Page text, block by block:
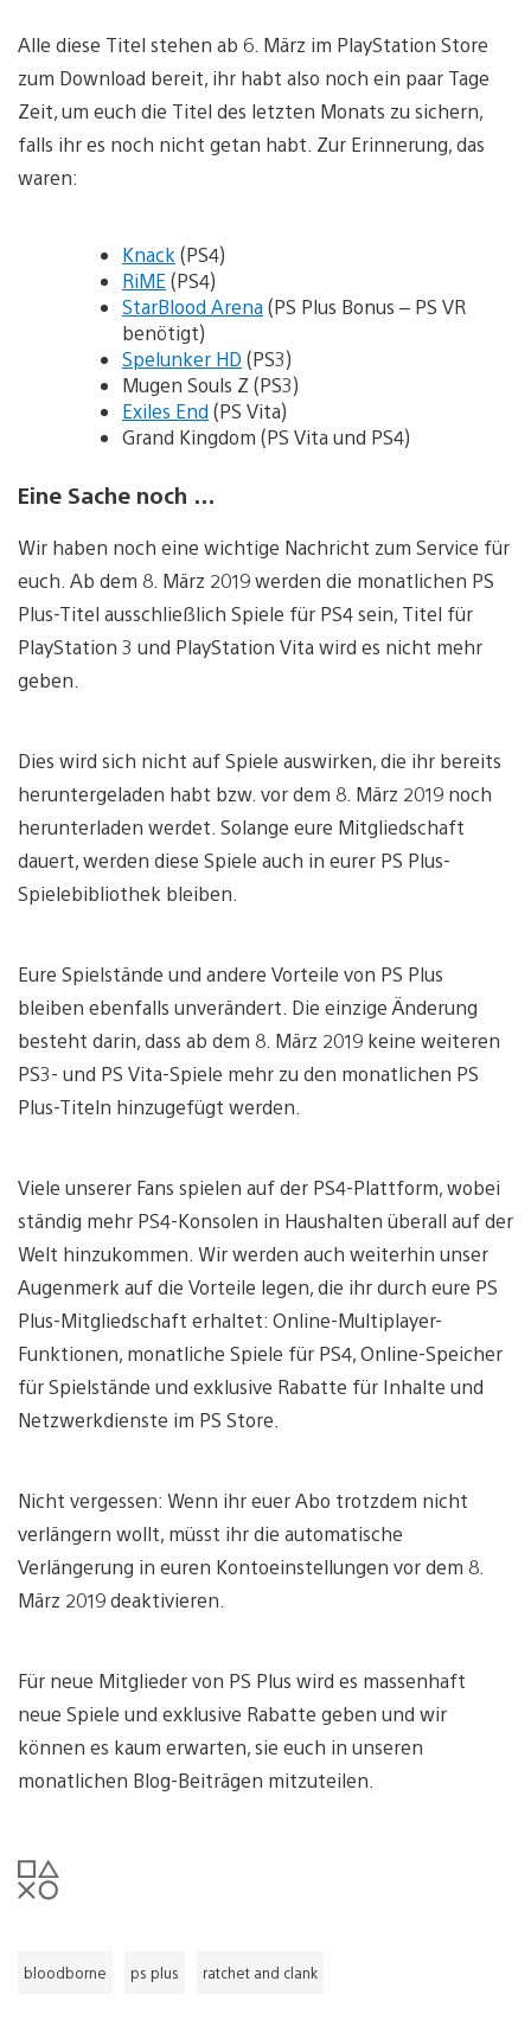
Alle diese Titel stehen ab 6. März im PlayStation Store
zum Download bereit, ihr habt also noch ein paar Tage
Zeit, um euch die Titel des letzten Monats zu sichern,
falls ihr es noch nicht getan habt. Zur Erinnerung, das
waren:
Knack (PS4)
RiME (PS4)
StarBlood Arena(PS Plus Bonus – PS VR
benötigt)
Spelunker HD (PS3)
Mugen Souls Z (PS3)
Exiles End (PS Vita)
Grand Kingdom (PS Vita und PS4)
Eine Sache noch …
Wir haben noch eine wichtige Nachricht zum Service für
euch. Ab dem 8. März 2019 werden die monatlichen PS
Plus-Titel ausschließlich Spiele für PS4 sein, Titel für
PlayStation 3 und PlayStation Vita wird es nicht mehr
geben.
Dies wird sich nicht auf Spiele auswirken, die ihr bereits
heruntergeladen habt bzw. vor dem 8. März 2019 noch
herunterladen werdet. Solange eure Mitgliedschaft
dauert, werden diese Spiele auch in eurer PS Plus-
Spielebibliothek bleiben.
Eure Spielstände und andere Vorteile von PS Plus
bleiben ebenfalls unverändert. Die einzige Änderung
besteht darin, dass ab dem 8. März 2019 keine weiteren
PS3- und PS Vita-Spiele mehr zu den monatlichen PS
Plus-Titeln hinzugefügt werden.
Viele unserer Fans spielen auf der PS4-Plattform, wobei
ständig mehr PS4-Konsolen in Haushalten überall auf der
Welt hinzukommen. Wir werden auch weiterhin unser
Augenmerk auf die Vorteile legen, die ihr durch eure PS
Plus-Mitgliedschaft erhaltet: Online-Multiplayer-
Funktionen, monatliche Spiele für PS4, Online-Speicher
für Spielstände und exklusive Rabatte für Inhalte und
Netzwerkdienste im PS Store.
Nicht vergessen: Wenn ihr euer Abo trotzdem nicht
verlängern wollt, müsst ihr die automatische
Verlängerung in euren Kontoeinstellungen vor dem 8.
März 2019 deaktivieren.
Für neue Mitglieder von PS Plus wird es massenhaft
neue Spiele und exklusive Rabatte geben und wir
können es kaum erwarten, sie euch in unseren
monatlichen Blog-Beiträgen mitzuteilen.
bloodborne ps plus ratchet and clank